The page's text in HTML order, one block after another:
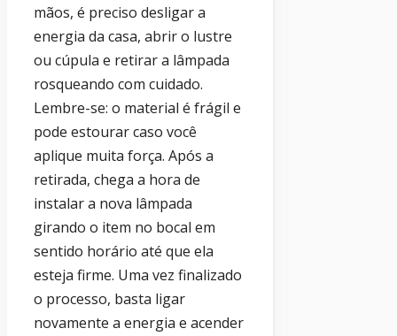
mãos, é preciso desligar a
energia da casa, abrir o lustre
ou cúpula e retirar a lâmpada
rosqueando com cuidado.
Lembre-se: o material é frágil e
pode estourar caso você
aplique muita força. Após a
retirada, chega a hora de
instalar a nova lâmpada
girando o item no bocal em
sentido horário até que ela
esteja firme. Uma vez finalizado
o processo, basta ligar
novamente a energia e acender